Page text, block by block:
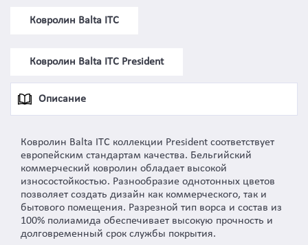
Ковролин Balta ITC
Ковролин Balta ITC President
Описание
Ковролин Balta ITC коллекции President соответствует
европейским стандартам качества. Бельгийский
коммерческий ковролин обладает высокой
износостойкостью. Разнообразие однотонных цветов
позволяет создать дизайн как коммерческого, так и
бытового помещения. Разрезной тип ворса и состав из
100% полиамида обеспечивает высокую прочность и
долговременный срок службы покрытия.